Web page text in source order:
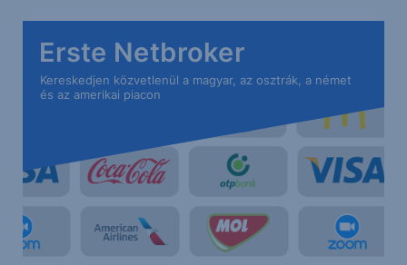
Erste Netbroker
Kereskedjen közvetlenül a magyar, az osztrák, a német
és az amerikai piacon